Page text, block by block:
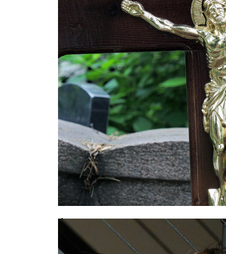
Фатальное совпадение: москвич
дочери